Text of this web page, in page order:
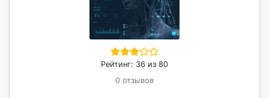
Рейтинг: 36 из 80
0 отзывов